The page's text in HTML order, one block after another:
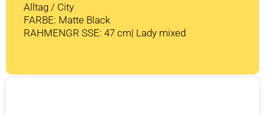
Alltag / City
FARBE: Matte Black
RAHMENGR SSE: 47 cm| Lady mixed